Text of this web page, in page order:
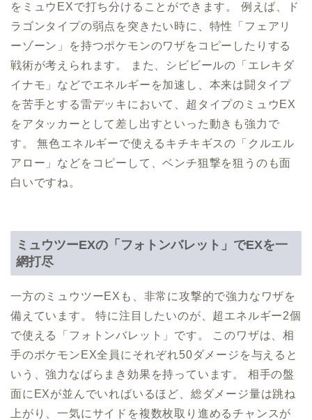
をミュウEXで打ち分けることができます。 例えば、ド
ラゴンタイプの弱点を突きたい時に、特性「フェアリ
ーゾーン」を持つポケモンのワザをコピーしたりする
戦術が考えられます。 また、シビビールの「エレキダ
イナモ」などでエネルギーを加速し、本来は闘タイプ
を苦手とする雷デッキにおいて、超タイプのミュウEX
をアタッカーとして差し出すといった動きも強力で
す。 無色エネルギーで使えるキチキギスの「クルエル
アロー」などをコピーして、ベンチ狙撃を狙うのも面
白いですね。
ミュウツーEXの「フォトンバレット」でEXを一
網打尽
一方のミュウツーEXも、非常に攻撃的で強力なワザを
備えています。 特に注目したいのが、超エネルギー2個
で使える「フォトンバレット」です。 このワザは、相
手のポケモンEX全員にそれぞれ50ダメージを与えると
いう、強力なばらまき効果を持っています。 相手の盤
面にEXが並んでいればいるほど、総ダメージ量は跳ね
上がり、一気にサイドを複数枚取り進めるチャンスが